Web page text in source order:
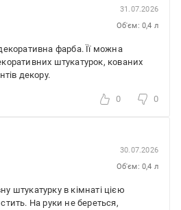
31.07.2026
Об'єм: 0,4 л
фарба. Її можна
штукатурок, кованих
декору.
0 0
30.07.2026
Об'єм: 0,4 л
штукатурку в кімнаті цією
На руки не береться,